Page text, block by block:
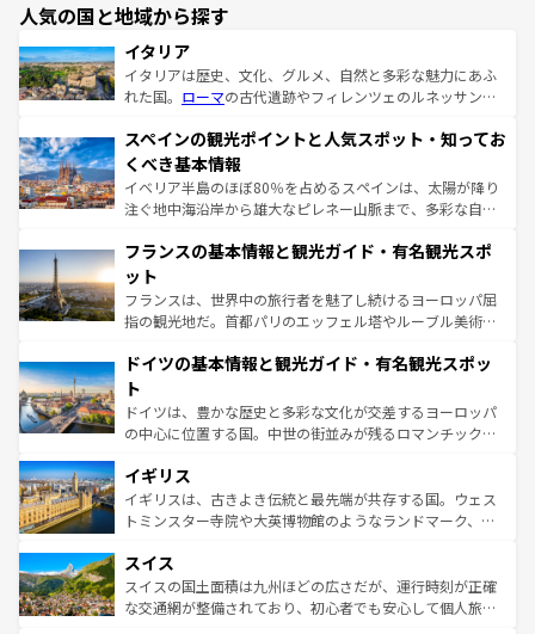
人気の国と地域から探す
イタリア
イタリアは歴史、文化、グルメ、自然と多彩な魅力にあふ
れた国。 ローマの古代遺跡やフィレンツェのルネッサンス
ろん、トスカーナの美しい田園風景やアマルフィ海岸の絶
景など、自然景観も見逃せない。観光の合間には、本場の
ピザやパスタなど、絶品のイタリア料理を堪能することも
できる。朝目覚めてから夜眠るまで、すべての瞬間を楽し
なお、新着のイタリア情報はコンテンツ一覧を参照してほ
しい。
スペインの観光ポイントと人気スポット・知ってお
くべき基本情報
イベリア半島のほぼ80％を占めるスペインは、太陽が降り
注ぐ地中海沿岸から雄大なピレネー山脈まで、多彩な自然
文化が根付くこの国では、情熱的なフラメンコ、熱気あふ
れる闘牛、そして美味しいタパスが生活の一部となってい
る。首都マドリードの洗練された雰囲気や、バルセロナの
アートに溢れた街角から、地方では古代ローマ遺跡や中世
せる。地方によって風土や気候が異なるスペインはその個
ンテンツ一覧 を参照してほしい。
フランスの基本情報と観光ガイド・有名観光スポ
ット
フランスは、世界中の旅行者を魅了し続けるヨーロッパ屈
指の観光地だ。首都パリのエッフェル塔やルーブル美術館
で、幅広い魅力が詰まっている。華麗な宮殿、歴史的な大
聖堂、美しいビーチ、そして豊かな自然が、訪れる者を心
から魅了する。また、フランスは美食の国としても知ら
れ、フランス料理はユネスコ無形文化遺産にも登録されて
香り高いラベンダー畑など、多彩な楽しみ方が可能だ。さ
らに、パリ以外の地域にも魅力が溢れており、どの街角に
も豊かな歴史と文化が息づいている。パリ以外の個性あふ
を参照してほしい。
ドイツの基本情報と観光ガイド・有名観光スポッ
ト
ドイツは、豊かな歴史と多彩な文化が交差するヨーロッパ
の中心に位置する国。中世の街並みが残るロマンチック街
顔を持つこの国は、どこを歩いても飽きることがない。ベ
ルリンの文化的活気、バイエルン州のアルプスの絶景、そ
してライン川沿いのワイン畑といった風景は必見。ビール
は、お酒好きな人にはぜひ体験してほしい。 なお、新着の
ドイツ情報はコンテンツ一覧を参照してほしい。
イギリス
イギリスは、古きよき伝統と最先端が共存する国。ウェス
トミンスター寺院や大英博物館のようなランドマーク、歴
リアごとに異なる魅力がある。また、優雅なアフタヌーン
ティー、ビール好きにはたまらない英国パブ、サッカー観
戦など、本場だからこそできる体験も豊富。イギリスを旅
スイス
スイスの国土面積は九州ほどの広さだが、運行時刻が正確
な交通網が整備されており、初心者でも安心して個人旅行